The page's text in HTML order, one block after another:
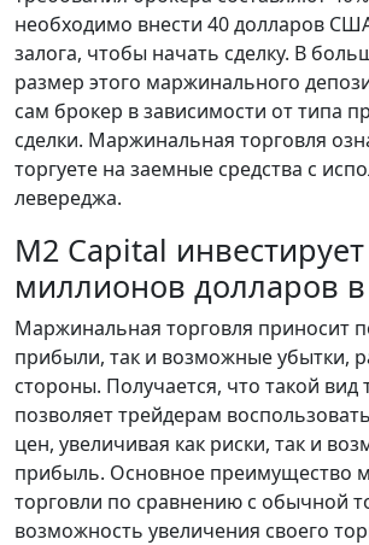
необходимо внести 40 долларов
залога, чтобы начать сделку. В
размер этого маржинального
сам брокер в зависимости от типа
сделки. Маржинальная торговля
торгуете на заемные средства с
левереджа.
M2 Capital
миллионов долларов
Маржинальная торговля приносит
прибыли, так и возможные убытки,
стороны. Получается, что такой вид
позволяет трейдерам
цен, увеличивая как риски, так и
прибыль. Основное преимущество
торговли по сравнению с обычной
возможность увеличения своего